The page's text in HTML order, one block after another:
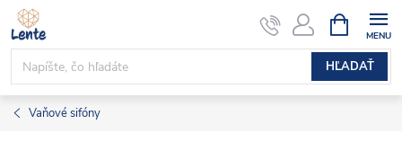
Prejsť
na
obsah
HĽADAŤ
KOŠÍK
Vaňové sifóny